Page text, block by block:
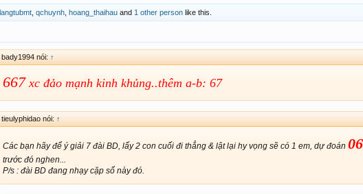
langtubmt qchuynh hoang_thaihau and 1 other person like this.
bady1994 nói: ↑
667xc đảo mạnh kinh khủng..thêm a-b: 67
tieulyphidao nói: ↑
Các bạn hãy để ý giải 7 đài BD, lấy 2 con cuối đi thẳng & lật lại hy vọng sẽ có 1 em, dự đoán 06
trước đó nghen...
P/s : đài BD đang nhạy cặp số này đó.